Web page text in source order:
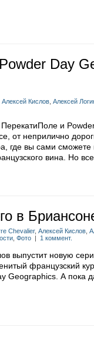
Day
Алексей Кислов Алексей
ПерекатиПоле и
от неприлично
вы сами сможете
вина. Но
в
Chevalier, Алексей Кислов
Фото | 1 коммент.
выпустит новую
французский
А пока